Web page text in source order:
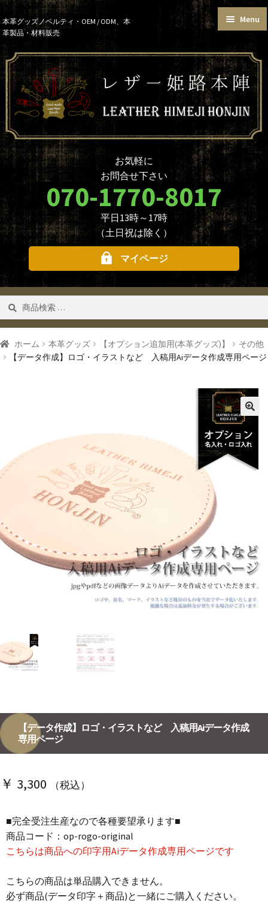
Skip
to
navigation
Skip
to
content
本革グッズノベルティ・OEM / ODM、本
革製品・材料販売
Menu
お買い物ガイド
本革グッズ
本革材料
単語帳サイズおまとめセット
価格帯で選ぶ
名入れ☆ロゴ入れオプションに
ついて
ノベルティ・大口注文について
商品のカスタマイズについて
革製品を取り扱う業者様へ
（OEMについて）
本革材料のカスタムメイド
本革材料一覧
型押し型一覧
お問合せ
お気軽に
お問合せ下さい
070-1770-8017
平日13時～17時
（土日祝は除く）
マイページ
対
象:
検索
ホーム 本革グッズ 【オプション追加用(本革グッズ)】
その他
【データ作成】ロゴ・イラストなど 入稿用Aiデータ作成専用ページ
【データ作成】ロゴ・イラストなど 入稿用Aiデータ作成
専用ページ
￥ 3,300 （税込）
■完全受注生産なので各種要望承ります■
商品コード：op-rogo-original
こちらは商品への印字用Aiデータ作成専用ページです
こちらの商品は単品購入できません。
必ず商品(データ印字＋商品)と一緒にご購入ください。